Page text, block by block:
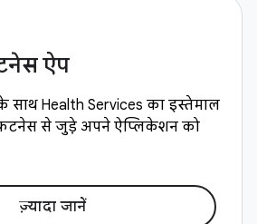
ऐप
साथ Health Services का इस्तेमाल
से जुड़े अपने ऐप्लिकेशन को
ज़्यादा जानें